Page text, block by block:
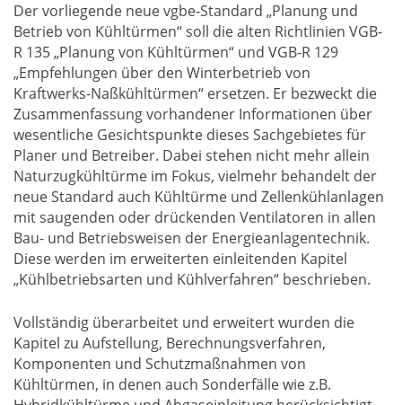
Der vorliegende neue vgbe-Standard „Planung und
Betrieb von Kühltürmen“ soll die alten Richtlinien VGB-
R 135 „Planung von Kühltürmen“ und VGB-R 129
„Empfehlungen über den Winterbetrieb von
Kraftwerks-Naßkühltürmen“ ersetzen. Er bezweckt die
Zusammenfassung vorhandener Informationen über
wesentliche Gesichtspunkte dieses Sachgebietes für
Planer und Betreiber. Dabei stehen nicht mehr allein
Naturzugkühltürme im Fokus, vielmehr behandelt der
neue Standard auch Kühltürme und Zellenkühlanlagen
mit saugenden oder drückenden Ventilatoren in allen
Bau- und Betriebsweisen der Energieanlagentechnik.
Diese werden im erweiterten einleitenden Kapitel
„Kühlbetriebsarten und Kühlverfahren“ beschrieben.
Vollständig überarbeitet und erweitert wurden die
Kapitel zu Aufstellung, Berechnungsverfahren,
Komponenten und Schutzmaßnahmen von
Kühltürmen, in denen auch Sonderfälle wie z.B.